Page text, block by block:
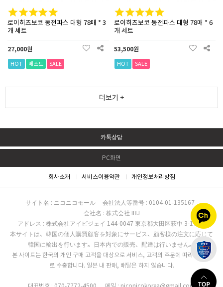
로이히츠보코 동전파스 대형 78매 * 3
개 세트
27,000원
HOT 베스트 SALE
로이히츠보코 동전파스 대형 78매 * 6
개 세트
53,500원
HOT SALE
더보기 +
카톡상담
PC화면
회사소개 서비스이용약관 개인정보처리방침
サイト名 : ニコニコモール
会社法人等番号 : 0104-01-135167
会社名 : 株式会社 IBJ
アドレス : 株式会社アイビジェイ 144-0047 東京都大田区萩中 3-17-16
本サイトは、韓国の個人購買顧客を対象にサービス、顧客様の注文に応じて
韓国に輸出を行います。日本内での販売、配達は行いません。
본 사이트는 한국의 개인 구매 고객을 대상으로 서비스, 고객의 주문에 따라 한국으
로 수출합니다. 일본 내 판매, 배달은 하지 않습니다.